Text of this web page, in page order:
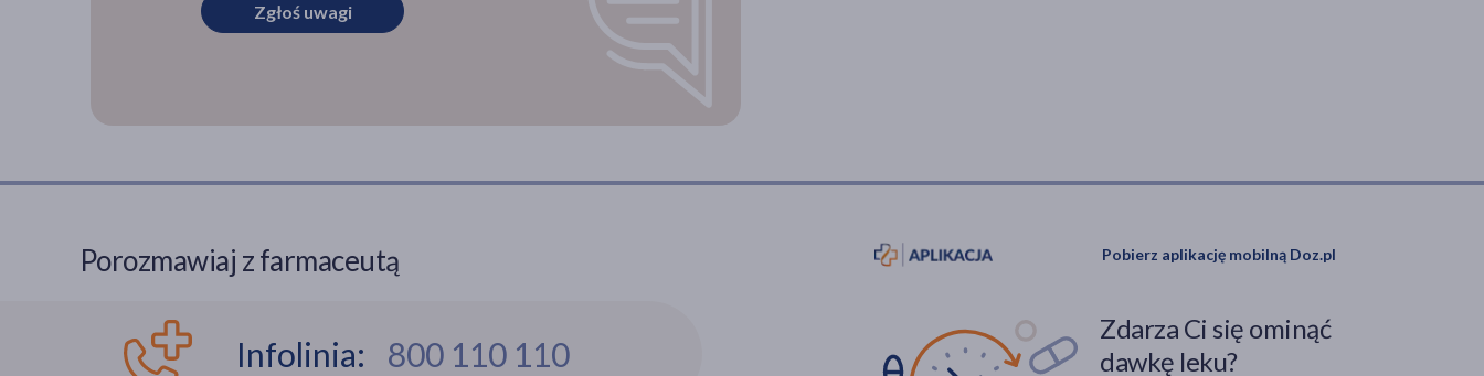
Zgłoś uwagi
Porozmawiaj z farmaceutą
Infolinia: 800 110 110
Pobierz aplikację mobilną Doz.pl
Zdarza Ci się ominąć
dawkę leku?